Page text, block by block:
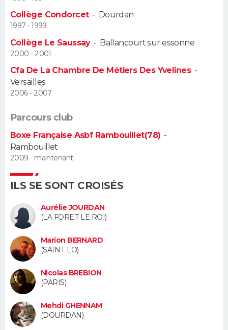
Alimentation
Guide de la santé
Maladies
Médicaments
Sommeil
VOYAGE
Destinations
City break
Voyage nature
Voyage de noces
Forum
Climat
+
PHOTO
GUIDES D'ACHAT
BONS PLANS
CARTE DE VOEUX
Carte de Noël
Carte Bonne année
Carte Saint-Valentin
Carte Pâques
Carte d'anniversaire
DICTIONNAIRE
Dictionnaire
Biographies
Citations
Expressions
Proverbes
COPAINS D'AVANT
S'inscrire
Se connecter
Lycées
Collèges
Primaires
Universités
Entreprises
Service militaire
Avis de recherche
AVIS DE DÉCÈS
FORUM
Bricolage
Lifestyle
Culture
Sport
Auto
Television
Voyage
Cinema
Collège Condorcet- Dourdan
1997 - 1999
Collège Le Saussay- Ballancourt sur essonne
2000 - 2001
Cfa De La Chambre De Métiers Des Yvelines-
Versailles
2006 - 2007
Parcours club
Boxe Française Asbf Rambouillet(78) -
Rambouillet
2009 - maintenant
ILS SE SONT CROISÉS
Aurélie JOURDAN
(LA FORET LE ROI)
Marion BERNARD
(SAINT LO)
Nicolas BREBION
(PARIS)
Mehdi GHENNAM
(DOURDAN)